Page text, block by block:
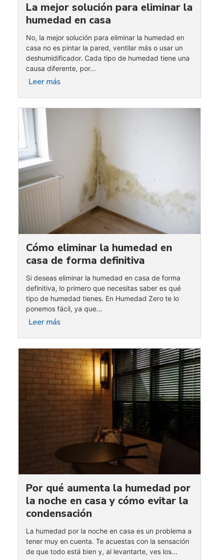
La mejor solución para eliminar la
humedad en casa
No, la mejor solución para eliminar la humedad en
casa no es pintar la pared, ventilar más o usar un
deshumidificador. Cada tipo de humedad tiene una
causa diferente, por...
Leer más
Cómo eliminar la humedad en
casa de forma definitiva
Si deseas eliminar la humedad en casa de forma
definitiva, lo primero que necesitas saber es qué
tipo de humedad tienes. En Humedad Zero te lo
ponemos fácil, ya que...
Leer más
Por qué aumenta la humedad por
la noche en casa y cómo evitar la
condensación
La humedad por la noche en casa es un problema a
tener muy en cuenta. Te acuestas con la sensación
de que todo está bien y, al levantarte, ves los...